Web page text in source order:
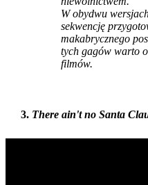
W obydwu
sekwencję
makabrycznego
tych gagów warto
filmów.
3. There ain't no Santa